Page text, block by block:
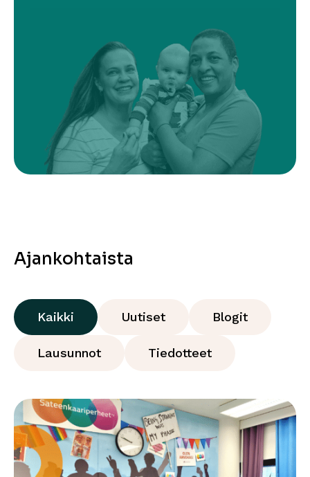
Ajankohtaista
Kaikki Uutiset Blogit
Lausunnot Tiedotteet